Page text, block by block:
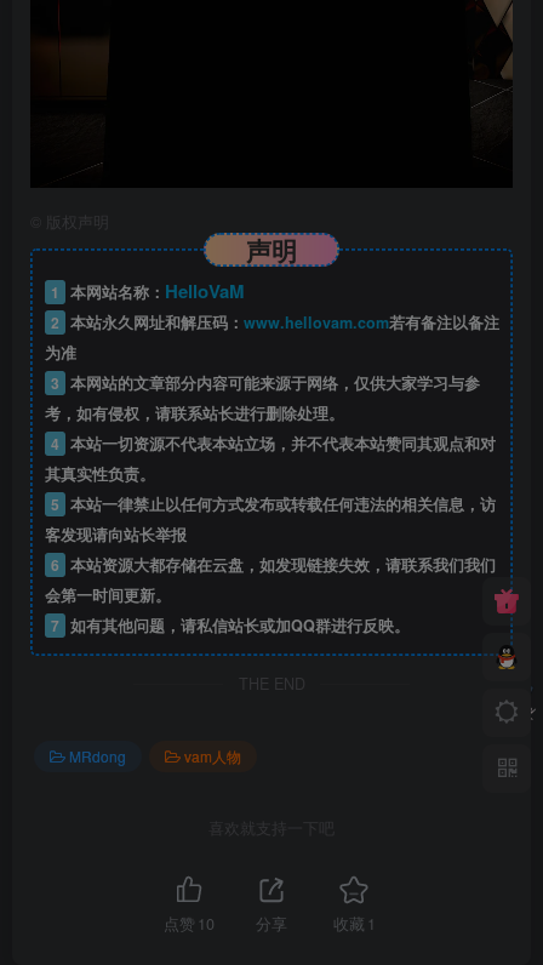
版权声明
声明
1 本网站名称： HelloVaM
2 本站永久网址和解压码： www.hellovam.com若有备注以备注
为准
3 本网站的文章部分内容可能来源于网络，仅供大家学习与参
考，如有侵权，请联系站长进行删除处理。
4 本站一切资源不代表本站立场，并不代表本站赞同其观点和对
其真实性负责。
5 本站一律禁止以任何方式发布或转载任何违法的相关信息，访
客发现请向站长举报
6 本站资源大都存储在云盘，如发现链接失效，请联系我们我们
会第一时间更新。
7 如有其他问题，请私信站长或加QQ群进行反映。
THE END
MRdong vam人物
喜欢就支持一下吧
点赞 10 分享 收藏 1